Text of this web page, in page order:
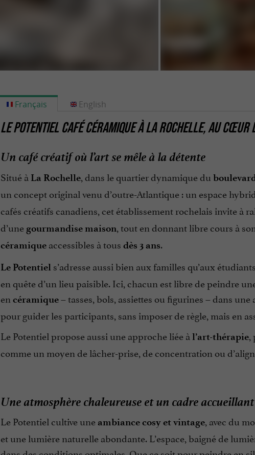
Français
LE POTENTIEL CAFÉ CÉRAMIQUE À LA ROCHELLE, AU CŒUR
Un café créatif où l’art se mêle à la détente
Situé à La Rochelle, dans le quartier dynamique du
un concept original venu d’outre-Atlantique : un espace
cafés créatifs canadiens, cet établissement rochelais invite à
d’une gourmandise maison , tout en donnant libre cours à
céramiqueaccessibles à tous dès 3 ans.
Le Potentiel s’adresse aussi bien aux familles qu’aux
en quête d’un lieu paisible. Ici, chacun est libre de peindre
en céramique– tasses, bols, assiettes ou figurines – dans
pour guider les participants, sans imposer de règle, mais en
Le Potentiel propose aussi une approche liée à l’art-thérapie,
comme un moyen de lâcher-prise, de concentration ou
Une atmosphère chaleureuse et un cadre accueillant
Le Potentiel cultive une ambiance cosy et vintage, avec du
et une lumière naturelle abondante. L’espace, baigné de
English